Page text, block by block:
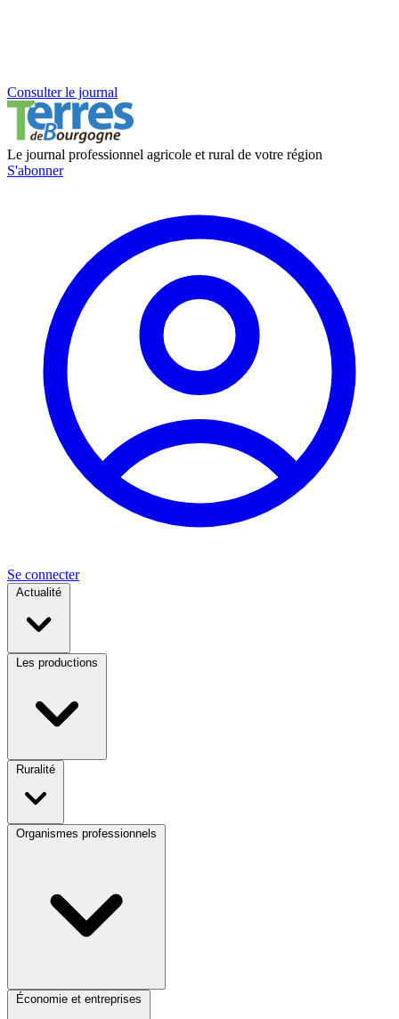
Consulter le journal
Le journal professionnel agricole et rural de votre région
S'abonner
Se connecter
Actualité
Les productions
Ruralité
Organismes professionnels
Économie et entreprises